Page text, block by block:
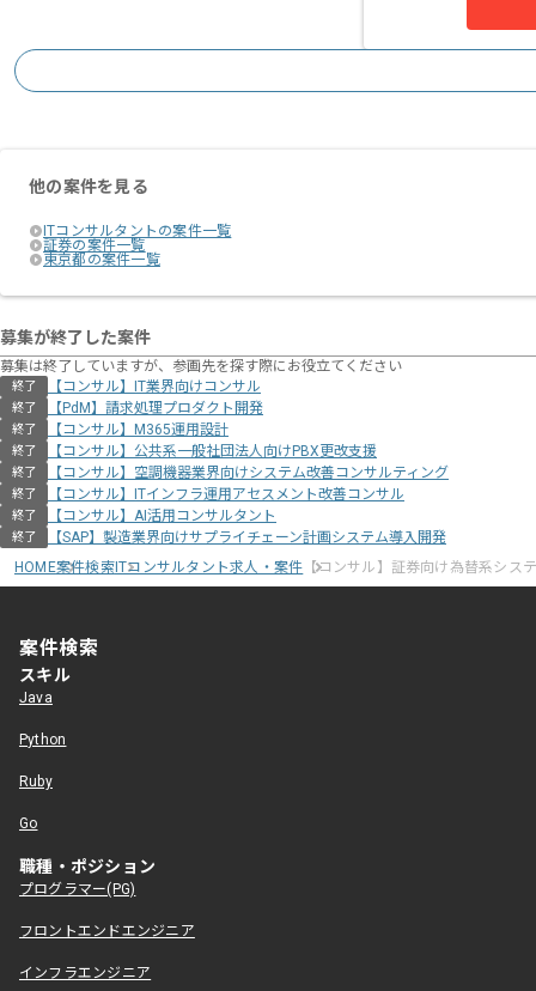
他の案件を見る
ITコンサルタントの案件一覧
証券の案件一覧
東京都の案件一覧
募集が終了した案件
募集は終了していますが、参画先を探す際にお役立てください
終了 【コンサル】IT業界向けコンサル
終了 【PdM】請求処理プロダクト開発
終了 【コンサル】M365運用設計
終了 【コンサル】公共系一般社団法人向けPBX更改支援
終了 【コンサル】空調機器業界向けシステム改善コンサルティング
終了 【コンサル】ITインフラ運用アセスメント改善コンサル
終了 【コンサル】AI活用コンサルタント
終了
【SAP】製造業界向けサプライチェーン計画システム導入開発
HOME案件検索ITコンサルタント求人・案件 【コンサル】証券向け為替系シス
案件検索
スキル
Java
Python
Ruby
Go
職種・ポジション
プログラマー(PG)
フロントエンドエンジニア
インフラエンジニア